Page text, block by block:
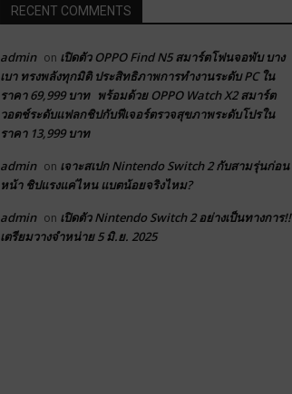
RECENT COMMENTS
admin on เปิดตัว OPPO Find N5 สมาร์ตโฟนจอพับ บาง
เบา ทรงพลังทุกมิติ ประสิทธิภาพการทำงานระดับ PC ใน
ราคา 69,999 บาท พร้อมด้วย OPPO Watch X2 สมาร์ต
วอตช์ระดับแฟลกชิปกับฟีเจอร์ตรวจสุขภาพระดับโปรใน
ราคา 13,999 บาท
admin on เจาะสเปก Nintendo Switch 2 กับสามรุ่นก่อน
หน้า ชิปแรงแค่ไหน แบตน้อยจริงไหม?
admin on เปิดตัว Nintendo Switch 2 อย่างเป็นทางการ!!
เตรียมวางจำหน่าย 5 มิ.ย. 2025